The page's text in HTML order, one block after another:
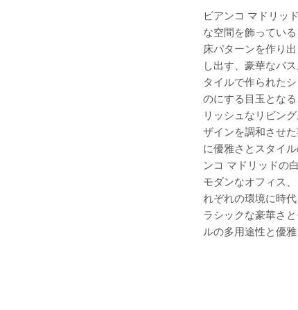
ビアンコ マドリッ
な空間を飾ってい
床パターンを作り
し出す、豪華なバ
タイルで作られた
のにする目玉とな
リッシュなリビン
ザインを調和させ
に優雅さとスタイ
ンコ マドリッドの
モダンなオフィス
れぞれの環境に時
ラシックな豪華さ
ルの多用途性と優雅